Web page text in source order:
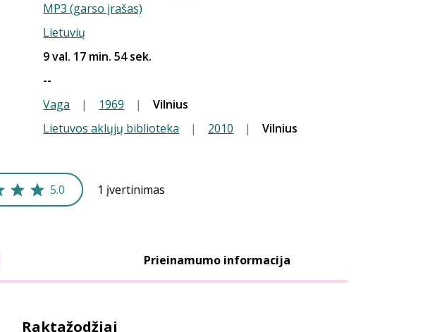
MP3 (garso įrašas)
Lietuvių
9 val. 17 min. 54 sek.
--
Vaga | 1969 |
Vilnius
Lietuvos aklųjų biblioteka | 2010 | Vilnius
5.0 1 įvertinimas
Prieinamumo informacija
Raktažodžiai